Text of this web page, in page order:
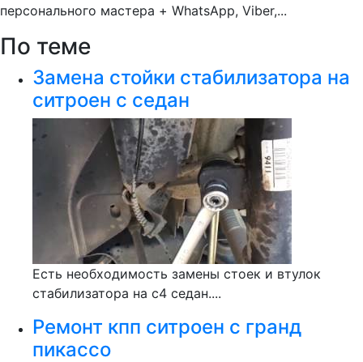
персонального мастера + WhatsApp, Viber,...
По теме
Замена стойки стабилизатора на
ситроен с седан
Есть необходимость замены стоек и втулок
стабилизатора на c4 седан....
Ремонт кпп ситроен с гранд
пикассо